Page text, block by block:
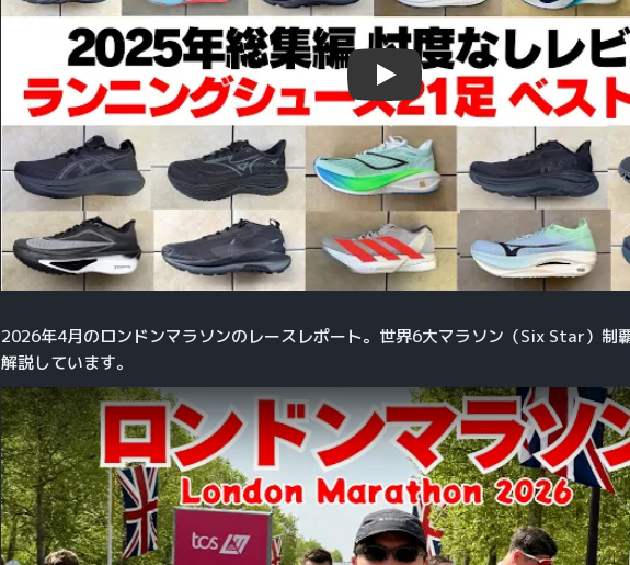
Play
2026年4月のロンドンマラソンのレースレポート。世界6大マラソン（Six Star）制
解説しています。